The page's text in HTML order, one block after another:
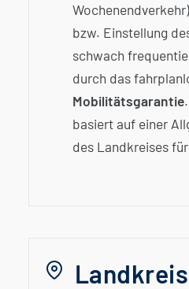
bzw. Einstellung
schwach
durch das
Mobilitätsgarantie
basiert auf einer
des Landkreises